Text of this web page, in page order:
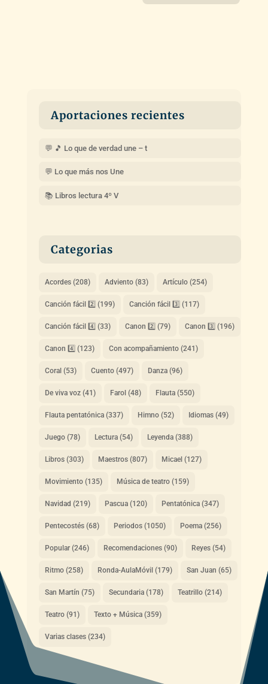
Aportaciones recientes
💬 🎵 Lo que de verdad une – t
💬 Lo que más nos Une
📚 Libros lectura 4º V
Categorias
Acordes(208) Adviento(83) Artículo(254)
Canción fácil 2️⃣ (199) Canción fácil 3️⃣ (117)
Canción fácil 4️⃣ (33) Canon 2️⃣ (79) Canon 3️⃣ (196)
Canon 4️⃣ (123) Con acompañamiento(241)
Coral(53) Cuento(497) Danza(96)
De viva voz(41) Farol(48) Flauta(550)
Flauta pentatónica(337) Himno(52) Idiomas(49)
Juego(78) Lectura(54) Leyenda(388)
Libros(303) Maestros(807) Micael(127)
Movimiento(135) Música de teatro(159)
Navidad (219) Pascua(120) Pentatónica(347)
Pentecostés(68) Periodos(1050) Poema(256)
Popular(246) Recomendaciones(90) Reyes(54)
Ritmo(258) Ronda-AulaMóvil(179) San Juan (65)
San Martín (75) Secundaria(178) Teatrillo(214)
Teatro(91) Texto + Música(359)
Varias clases(234)